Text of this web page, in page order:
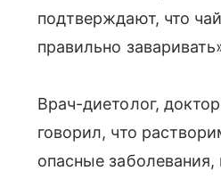
подтверждают, что
правильно
Врач-диетолог,
говорил, что
опасные